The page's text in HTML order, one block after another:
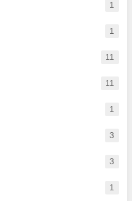
1
1
11
11
1
3
3
1